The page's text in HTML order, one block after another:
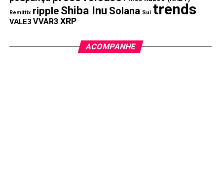
Remittix ripple Shiba Inu Solana Sui trends
VALE3 VVAR3 XRP
ACOMPANHE